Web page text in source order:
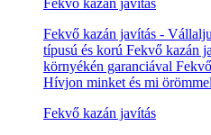
Fekvő kazán javítás
Fekvő kazán javítás -
típusú és korú Fekvő kazán
környékén garanciával
Hívjon minket és mi
Fekvő kazán javítás